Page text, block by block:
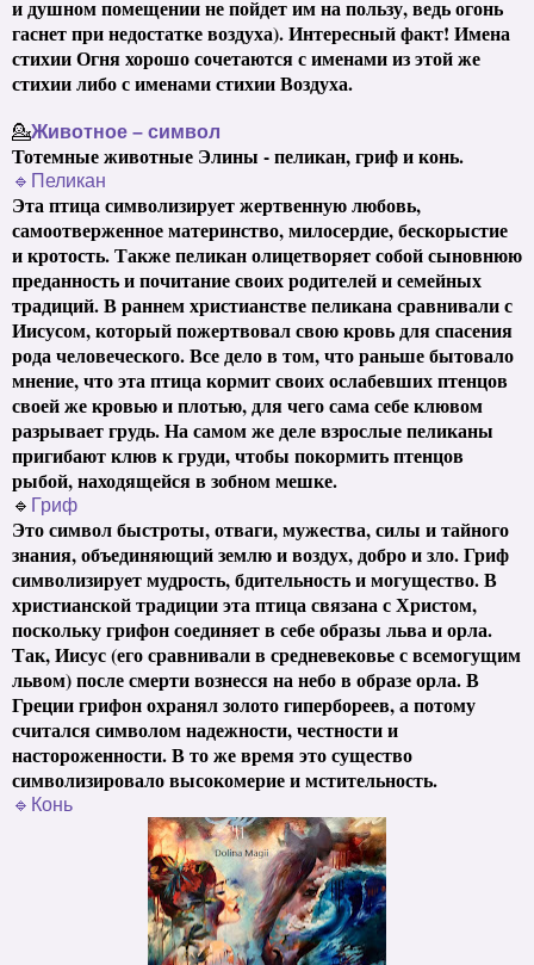
и душном помещении не пойдет им на пользу, ведь огонь
гаснет при недостатке воздуха). Интересный факт! Имена
стихии Огня хорошо сочетаются с именами из этой же
стихии либо с именами стихии Воздуха.
💁Животное – символ
Тотемные животные Элины - пеликан, гриф и конь.
🔹Пеликан
Эта птица символизирует жертвенную любовь,
самоотверженное материнство, милосердие, бескорыстие
и кротость. Также пеликан олицетворяет собой сыновнюю
преданность и почитание своих родителей и семейных
традиций. В раннем христианстве пеликана сравнивали с
Иисусом, который пожертвовал свою кровь для спасения
рода человеческого. Все дело в том, что раньше бытовало
мнение, что эта птица кормит своих ослабевших птенцов
своей же кровью и плотью, для чего сама себе клювом
разрывает грудь. На самом же деле взрослые пеликаны
пригибают клюв к груди, чтобы покормить птенцов
рыбой, находящейся в зобном мешке.
🔹 Гриф
Это символ быстроты, отваги, мужества, силы и тайного
знания, объединяющий землю и воздух, добро и зло. Гриф
символизирует мудрость, бдительность и могущество. В
христианской традиции эта птица связана с Христом,
поскольку грифон соединяет в себе образы льва и орла.
Так, Иисус (его сравнивали в средневековье с всемогущим
львом) после смерти вознесся на небо в образе орла. В
Греции грифон охранял золото гипербореев, а потому
считался символом надежности, честности и
настороженности. В то же время это существо
символизировало высокомерие и мстительность.
🔹Конь